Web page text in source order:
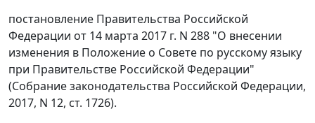
постановление Правительства Российской
Федерации от 14 марта 2017 г. N 288 "О внесении
изменения в Положение о Совете по русскому языку
при Правительстве Российской Федерации"
(Собрание законодательства Российской Федерации,
2017, N 12, ст. 1726).